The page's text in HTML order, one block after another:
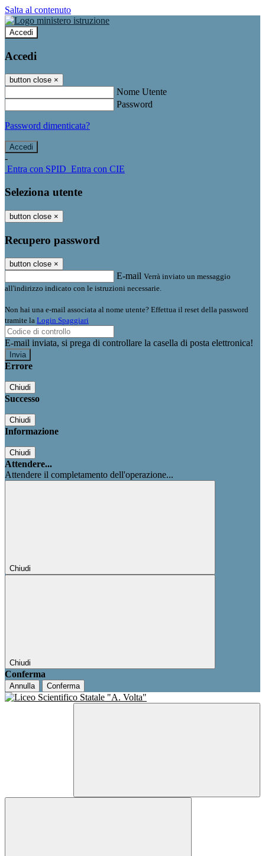
Salta al contenuto
Accedi
Accedi
button close ×
Nome Utente
Password
Password dimenticata?
-
Entra con SPID Entra con CIE
Seleziona utente
button close ×
Recupero password
button close ×
E-mail Verrà inviato un messaggio
all'indirizzo indicato con le istruzioni necessarie.
Non hai una e-mail associata al nome utente? Effettua il reset della password
tramite la Login Spaggiari
E-mail inviata, si prega di controllare la casella di posta elettronica!
Errore
Chiudi
Successo
Chiudi
Informazione
Chiudi
Attendere...
Attendere il completamento dell'operazione...
Chiudi
Chiudi
Conferma
Annulla Conferma